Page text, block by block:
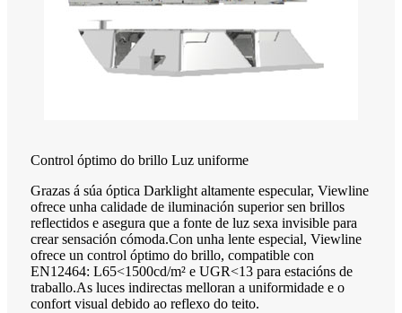
Control óptimo do brillo Luz uniforme
Grazas á súa óptica Darklight altamente especular, Viewline
ofrece unha calidade de iluminación superior sen brillos
reflectidos e asegura que a fonte de luz sexa invisible para
crear sensación cómoda.Con unha lente especial, Viewline
ofrece un control óptimo do brillo, compatible con
EN12464: L65<1500cd/m² e UGR<13 para estacións de
traballo.As luces indirectas melloran a uniformidade e o
confort visual debido ao reflexo do teito.